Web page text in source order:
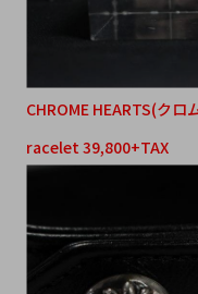
CHROME HEARTS(ク
racelet 39,800+TAX